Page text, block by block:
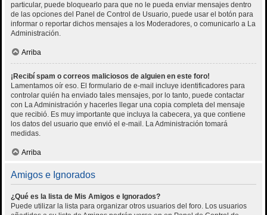
particular, puede bloquearlo para que no le pueda enviar mensajes dentro
de las opciones del Panel de Control de Usuario, puede usar el botón para
informar o reportar dichos mensajes a los Moderadores, o comunicarlo a La
Administración.
Arriba
¡Recibí spam o correos maliciosos de alguien en este foro!
Lamentamos oír eso. El formulario de e-mail incluye identificadores para
controlar quién ha enviado tales mensajes, por lo tanto, puede contactar
con La Administración y hacerles llegar una copia completa del mensaje
que recibió. Es muy importante que incluya la cabecera, ya que contiene
los datos del usuario que envió el e-mail. La Administración tomará
medidas.
Arriba
Amigos e Ignorados
¿Qué es la lista de Mis Amigos e Ignorados?
Puede utilizar la lista para organizar otros usuarios del foro. Los usuarios